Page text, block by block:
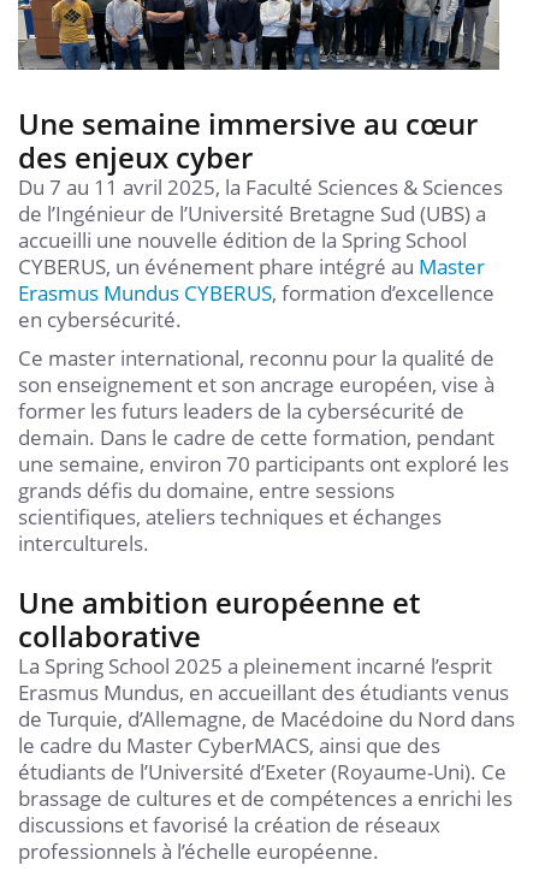
Une semaine immersive au cœur
des enjeux cyber
Du 7 au 11 avril 2025, la Faculté Sciences & Sciences
de l’Ingénieur de l’Université Bretagne Sud (UBS) a
accueilli une nouvelle édition de la Spring School
CYBERUS, un événement phare intégré au Master
Erasmus Mundus CYBERUS, formation d’excellence
en cybersécurité.
Ce master international, reconnu pour la qualité de
son enseignement et son ancrage européen, vise à
former les futurs leaders de la cybersécurité de
demain. Dans le cadre de cette formation, pendant
une semaine, environ 70 participants ont exploré les
grands défis du domaine, entre sessions
scientifiques, ateliers techniques et échanges
interculturels.
Une ambition européenne et
collaborative
La Spring School 2025 a pleinement incarné l’esprit
Erasmus Mundus, en accueillant des étudiants venus
de Turquie, d’Allemagne, de Macédoine du Nord dans
le cadre du Master CyberMACS, ainsi que des
étudiants de l’Université d’Exeter (Royaume-Uni). Ce
brassage de cultures et de compétences a enrichi les
discussions et favorisé la création de réseaux
professionnels à l’échelle européenne.